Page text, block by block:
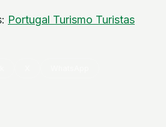
Portugal Turismo Turistas